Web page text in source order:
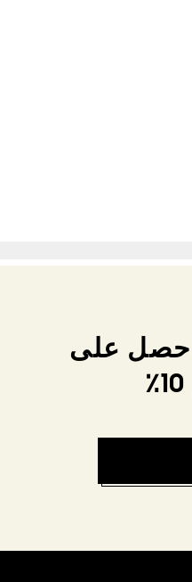
على